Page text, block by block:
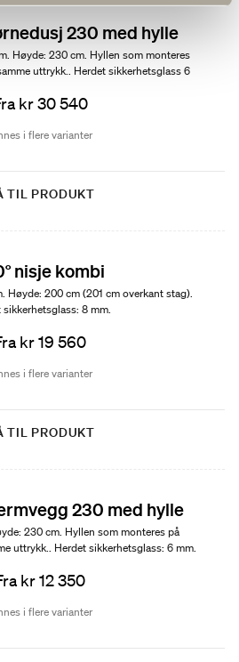
230 med hylle
Høyde: 230 cm. Hyllen som monteres
uttrykk.. Herdet sikkerhetsglass 6
kr 30 540
i flere varianter
TIL PRODUKT
nisje kombi
Høyde: 200 cm (201 cm overkant stag).
sikkerhetsglass: 8 mm.
kr 19 560
i flere varianter
TIL PRODUKT
230 med hylle
230 cm. Hyllen som monteres på
uttrykk.. Herdet sikkerhetsglass: 6 mm.
kr 12 350
i flere varianter